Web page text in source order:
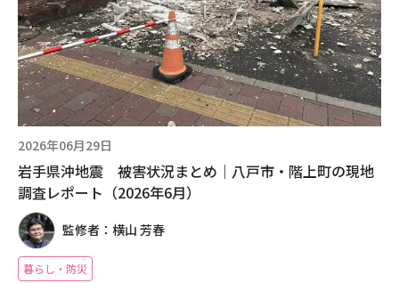
2026年06月29日
岩手県沖地震 被害状況まとめ｜八戸市・階上町の現地
調査レポート（2026年6月）
監修者：横山 芳春
暮らし・防災